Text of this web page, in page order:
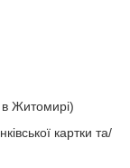
Житомирі)
картки та/